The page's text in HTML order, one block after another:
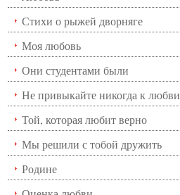
Стихи о рыжей дворняге
Моя любовь
Они студентами были
Не привыкайте никогда к любви
Той, которая любит верно
Мы решили с тобой дружить
Родине